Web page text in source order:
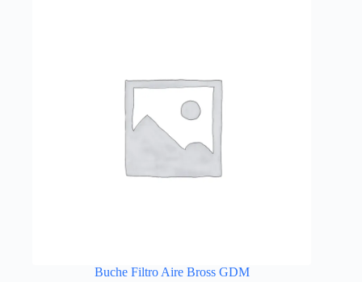
Buche Filtro Aire Bross GDM